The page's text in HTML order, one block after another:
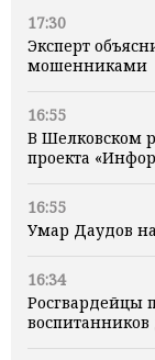
17:30
Эксперт
мошенниками
16:55
В Шелковском
проекта
16:55
Умар Даудов
16:34
Росгвардейцы
воспитанников